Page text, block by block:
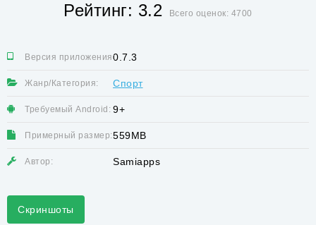
Рейтинг: 3.2 Всего оценок: 4700
Версия приложения:0.7.3
Жанр/Категория: Спорт
Требуемый Android: 9+
Примерный размер:559MB
Автор: Samiapps
Скриншоты